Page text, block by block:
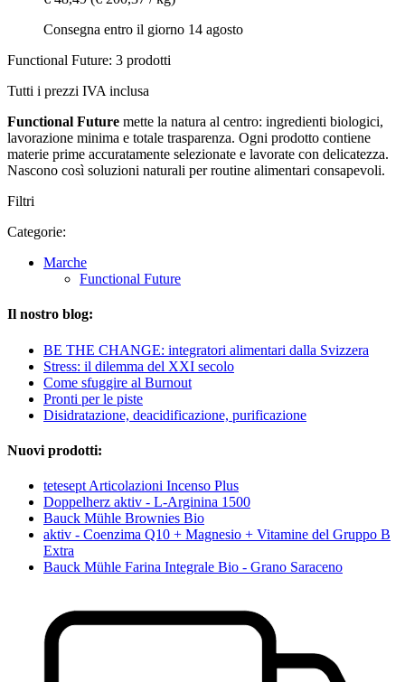
Consegna entro il giorno 14 agosto
Functional Future: 3 prodotti
Tutti i prezzi IVA inclusa
Functional Future mette la natura al centro: ingredienti biologici,
lavorazione minima e totale trasparenza. Ogni prodotto contiene
materie prime accuratamente selezionate e lavorate con delicatezza.
Nascono così soluzioni naturali per routine alimentari consapevoli.
Filtri
Categorie:
Marche
Functional Future
Il nostro blog:
BE THE CHANGE: integratori alimentari dalla Svizzera
Stress: il dilemma del XXI secolo
Come sfuggire al Burnout
Pronti per le piste
Disidratazione, deacidificazione, purificazione
Nuovi prodotti:
tetesept Articolazioni Incenso Plus
Doppelherz aktiv - L-Arginina 1500
Bauck Mühle Brownies Bio
aktiv - Coenzima Q10 + Magnesio + Vitamine del Gruppo B
Extra
Bauck Mühle Farina Integrale Bio - Grano Saraceno